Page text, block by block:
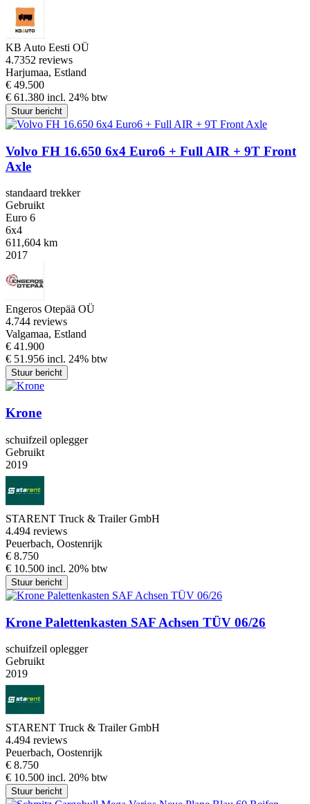
KB Auto Eesti OÜ
4.7352 reviews
Harjumaa, Estland
€ 49.500
€ 61.380 incl. 24% btw
Stuur bericht
Volvo FH 16.650 6x4 Euro6 + Full AIR + 9T Front
Axle
standaard trekker
Gebruikt
Euro 6
6x4
611,604 km
2017
Engeros Otepää OÜ
4.744 reviews
Valgamaa, Estland
€ 41.900
€ 51.956 incl. 24% btw
Stuur bericht
Krone
schuifzeil oplegger
Gebruikt
2019
STARENT Truck & Trailer GmbH
4.494 reviews
Peuerbach, Oostenrijk
€ 8.750
€ 10.500 incl. 20% btw
Stuur bericht
Krone Palettenkasten SAF Achsen TÜV 06/26
schuifzeil oplegger
Gebruikt
2019
STARENT Truck & Trailer GmbH
4.494 reviews
Peuerbach, Oostenrijk
€ 8.750
€ 10.500 incl. 20% btw
Stuur bericht